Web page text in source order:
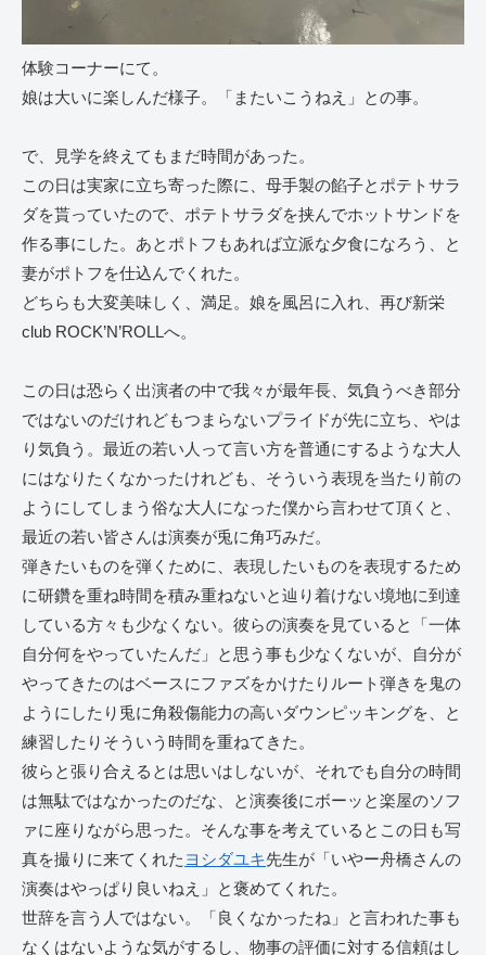
体験コーナーにて。
娘は大いに楽しんだ様子。「またいこうねえ」との事。
で、見学を終えてもまだ時間があった。
この日は実家に立ち寄った際に、母手製の餡子とポテトサラ
ダを貰っていたので、ポテトサラダを挟んでホットサンドを
作る事にした。あとポトフもあれば立派な夕食になろう、と
妻がポトフを仕込んでくれた。
どちらも大変美味しく、満足。娘を風呂に入れ、再び新栄
club ROCK’N’ROLLへ。
この日は恐らく出演者の中で我々が最年長、気負うべき部分
ではないのだけれどもつまらないプライドが先に立ち、やは
り気負う。最近の若い人って言い方を普通にするような大人
にはなりたくなかったけれども、そういう表現を当たり前の
ようにしてしまう俗な大人になった僕から言わせて頂くと、
最近の若い皆さんは演奏が兎に角巧みだ。
弾きたいものを弾くために、表現したいものを表現するため
に研鑽を重ね時間を積み重ねないと辿り着けない境地に到達
している方々も少なくない。彼らの演奏を見ていると「一体
自分何をやっていたんだ」と思う事も少なくないが、自分が
やってきたのはベースにファズをかけたりルート弾きを鬼の
ようにしたり兎に角殺傷能力の高いダウンピッキングを、と
練習したりそういう時間を重ねてきた。
彼らと張り合えるとは思いはしないが、それでも自分の時間
は無駄ではなかったのだな、と演奏後にボーッと楽屋のソフ
ァに座りながら思った。そんな事を考えているとこの日も写
真を撮りに来てくれた ヨシダユキ先生が「いやー舟橋さんの
演奏はやっぱり良いねえ」と褒めてくれた。
世辞を言う人ではない。「良くなかったね」と言われた事も
なくはないような気がするし、物事の評価に対する信頼はし